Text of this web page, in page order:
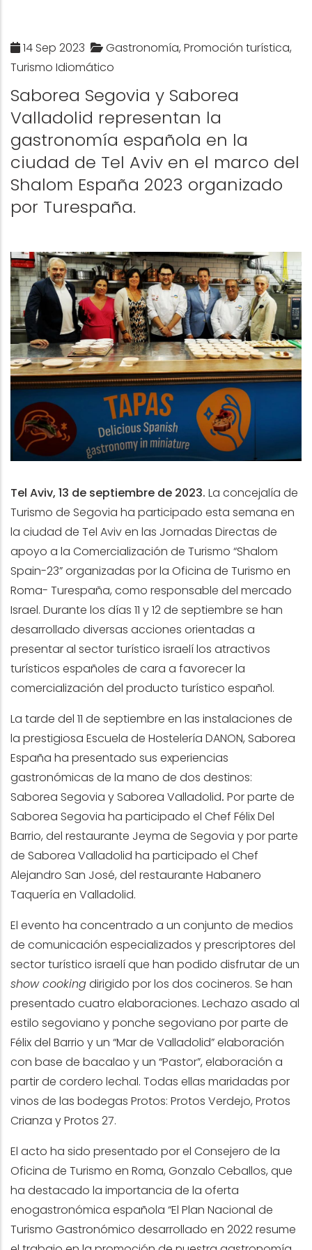
14 Sep 2023
Gastronomía, Promoción turística,
Turismo Idiomático
Saborea Segovia y Saborea
Valladolid representan la
gastronomía española en la
ciudad de Tel Aviv en el marco del
Shalom España 2023 organizado
por Turespaña.
Tel Aviv, 13 de septiembre de 2023. La concejalía de
Turismo de Segovia ha participado esta semana en
la ciudad de Tel Aviv en las Jornadas Directas de
apoyo a la Comercialización de Turismo “Shalom
Spain-23” organizadas por la Oficina de Turismo en
Roma- Turespaña, como responsable del mercado
Israel. Durante los días 11 y 12 de septiembre se han
desarrollado diversas acciones orientadas a
presentar al sector turístico israelí los atractivos
turísticos españoles de cara a favorecer la
comercialización del producto turístico español.
La tarde del 11 de septiembre en las instalaciones de
la prestigiosa Escuela de Hostelería DANON, Saborea
España ha presentado sus experiencias
gastronómicas de la mano de dos destinos:
Saborea Segovia y Saborea Valladolid. Por parte de
Saborea Segovia ha participado el Chef Félix Del
Barrio, del restaurante Jeyma de Segovia y por parte
de Saborea Valladolid ha participado el Chef
Alejandro San José, del restaurante Habanero
Taquería en Valladolid.
El evento ha concentrado a un conjunto de medios
de comunicación especializados y prescriptores del
sector turístico israelí que han podido disfrutar de un
show cookingdirigido por los dos cocineros. Se han
presentado cuatro elaboraciones. Lechazo asado al
estilo segoviano y ponche segoviano por parte de
Félix del Barrio y un “Mar de Valladolid” elaboración
con base de bacalao y un “Pastor”, elaboración a
partir de cordero lechal. Todas ellas maridadas por
vinos de las bodegas Protos: Protos Verdejo, Protos
Crianza y Protos 27.
El acto ha sido presentado por el Consejero de la
Oficina de Turismo en Roma, Gonzalo Ceballos, que
ha destacado la importancia de la oferta
enogastronómica española “El Plan Nacional de
Turismo Gastronómico desarrollado en 2022 resume